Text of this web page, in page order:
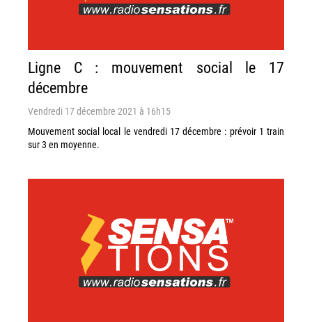
Ligne C : mouvement social le 17
décembre
Vendredi 17 décembre 2021 à 16h15
Mouvement social local le vendredi 17 décembre : prévoir 1 train
sur 3 en moyenne.